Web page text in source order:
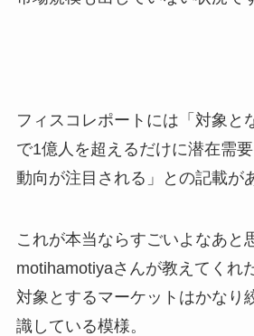
フィスコレポートには「対象と
で1億人 を超えるだけに潜在需
動向が注目される」との記載が
これが本当ならすごいよなあと
motihamotiyaさんが教えてくれ
対象とするマーケットはかなり
識している模様。